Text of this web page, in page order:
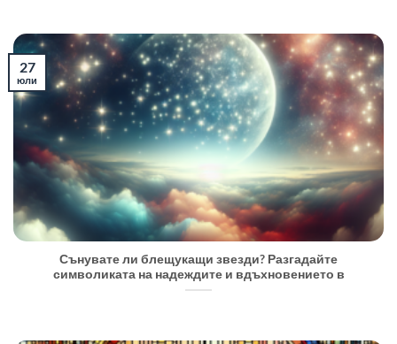
Сънувате ли блещукащи звезди? Разгадайте
символиката на надеждите и вдъхновението в
27
юли